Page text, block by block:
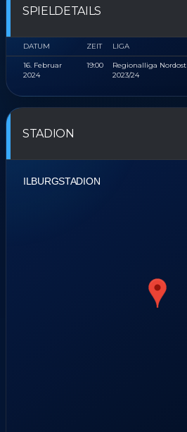
SPIELDETAILS
DATUM ZEIT LIGA
16. Februar
2024
19:00
Regionalliga Nordost
2023/24
STADION
ILBURGSTADION